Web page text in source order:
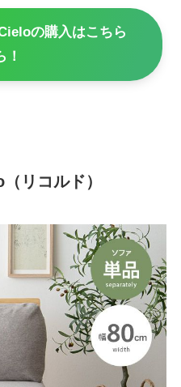
の購入はこちら
！
リコルド）